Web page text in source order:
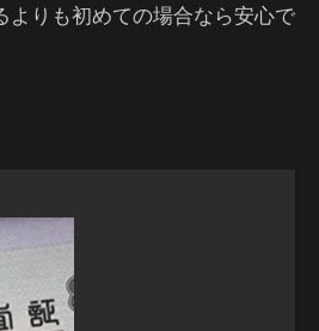
よりも初めての場合なら安心で